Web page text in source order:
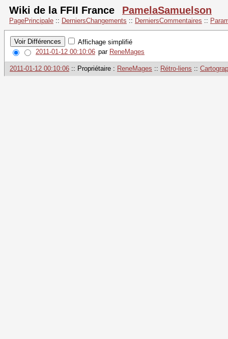
Wiki de la FFII France PamelaSamuelson
PagePrincipale :: DerniersChangements :: DerniersCommentaires ::
Affichage simplifié
2011-01-12 00:10:06 par ReneMages
2011-01-12 00:10:06 :: Propriétaire : ReneMages :: Rétro-liens ::